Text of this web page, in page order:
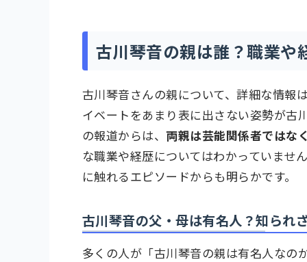
古川琴音の親は誰？職業や
古川琴音さんの親について、詳細な情報
イベートをあまり表に出さない姿勢が古
の報道からは、両親は芸能関係者ではな
な職業や経歴についてはわかっていませ
に触れるエピソードからも明らかです。
古川琴音の父・母は有名人？知られ
多くの人が「古川琴音の親は有名人なの